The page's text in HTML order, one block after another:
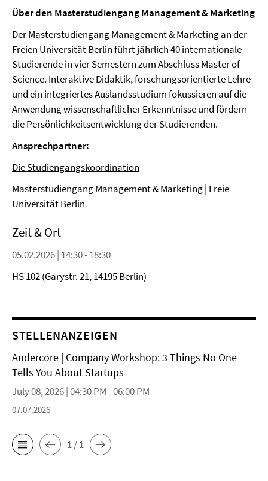
Über den Masterstudiengang Management & Marketing
Der Masterstudiengang Management & Marketing an der
Freien Universität Berlin führt jährlich 40 internationale
Studierende in vier Semestern zum Abschluss Master of
Science. Interaktive Didaktik, forschungsorientierte Lehre
und ein integriertes Auslandsstudium fokussieren auf die
Anwendung wissenschaftlicher Erkenntnisse und fördern
die Persönlichkeitsentwicklung der Studierenden.
Ansprechpartner:
Die Studiengangskoordination
Masterstudiengang Management & Marketing | Freie
Universität Berlin
Zeit & Ort
05.02.2026 | 14:30 - 18:30
HS 102 (Garystr. 21, 14195 Berlin)
STELLENANZEIGEN
Andercore | Company Workshop: 3 Things No One
Tells You About Startups
July 08, 2026 | 04:30 PM - 06:00 PM
07.07.2026
1 / 1